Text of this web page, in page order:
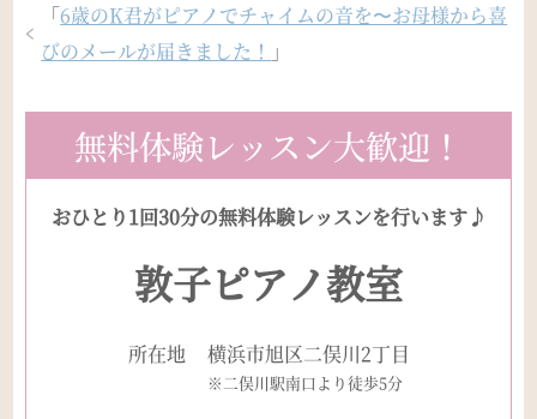
「6歳のK君がピアノでチャイムの音を〜お母様から喜
びのメールが届きました！ 」
無料体験レッスン大歓迎！
おひとり1回30分の無料体験レッスンを行います♪
敦子ピアノ教室
所在地 横浜市旭区二俣川2丁目
※二俣川駅南口より徒歩5分